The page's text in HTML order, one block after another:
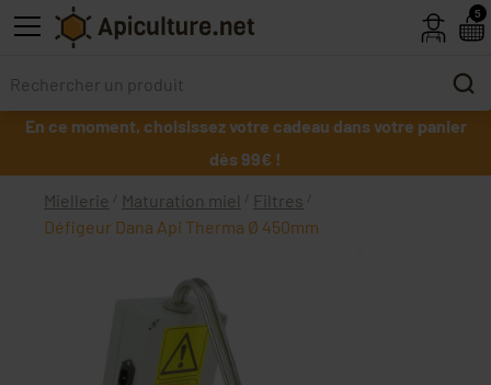
Skip to main content
En ce moment, choisissez votre cadeau dans votre panier
dès 99€ !
Miellerie Maturation miel
Filtres
Défigeur Dana Api Therma Ø 450mm
5